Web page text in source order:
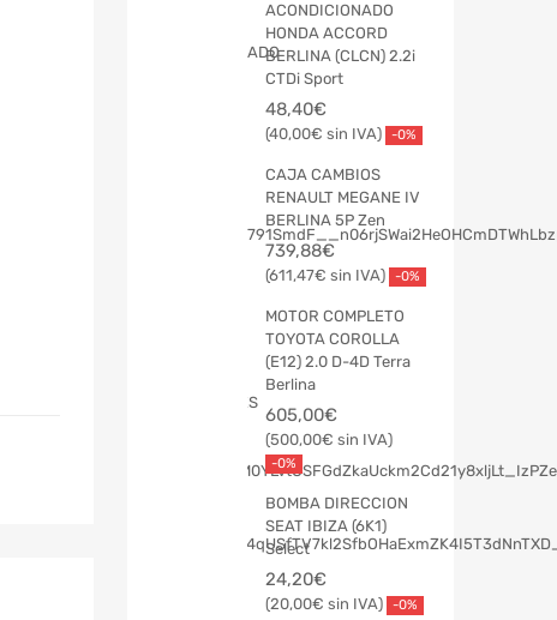
ACONDICIONADO
HONDA ACCORD
BERLINA (CLCN) 2.2i
CTDi Sport
48,40€
40,00€ -0%
CAJA CAMBIOS
RENAULT MEGANE IV
BERLINA 5P Zen
739,88€
611,47€ -0%
MOTOR COMPLETO
TOYOTA COROLLA
(E12) 2.0 D-4D Terra
Berlina
605,00€
500,00€
-0%
BOMBA DIRECCION
SEAT IBIZA (6K1)
Select
24,20€
20,00€ -0%